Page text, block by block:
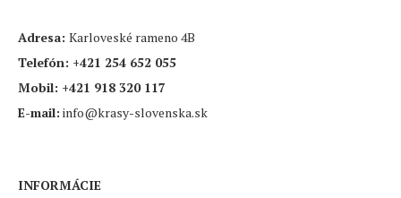
Adresa: Karloveské rameno 4B
Telefón: +421 254 652 055
Mobil: +421 918 320 117
E-mail: info@krasy-slovenska.sk
INFORMÁCIE